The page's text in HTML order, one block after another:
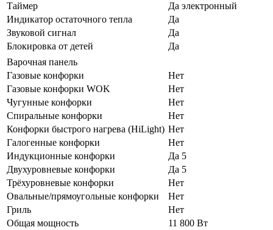
Таймер
Да электронный
Индикатор остаточного тепла
Да
Звуковой сигнал
Да
Блокировка от детей
Да
Варочная панель
Газовые конфорки
Нет
Газовые конфорки WOK
Нет
Чугунные конфорки
Нет
Спиральные конфорки
Нет
Конфорки быстрого нагрева (HiLight) Нет
Галогенные конфорки
Нет
Индукционные конфорки
Да 5
Двухуровневые конфорки
Да 5
Трёхуровневые конфорки
Нет
Овальные/прямоугольные конфорки
Нет
Гриль
Нет
Общая мощность
11 800 Вт